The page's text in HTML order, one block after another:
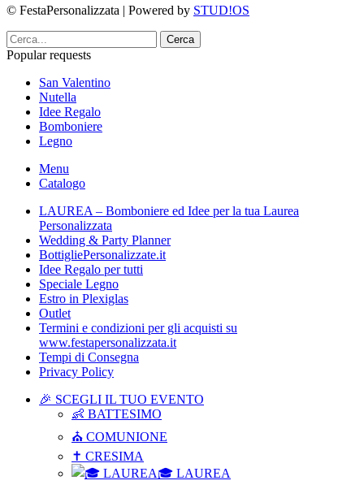
© FestaPersonalizzata | Powered by STUD!OS
Cerca
Popular requests
San Valentino
Nutella
Idee Regalo
Bomboniere
Legno
Menu
Catalogo
LAUREA – Bomboniere ed Idee per la tua Laurea
Personalizzata
Wedding & Party Planner
BottigliePersonalizzate.it
Idee Regalo per tutti
Speciale Legno
Estro in Plexiglas
Outlet
Termini e condizioni per gli acquisti su
www.festapersonalizzata.it
Tempi di Consegna
Privacy Policy
🎉 SCEGLI IL TUO EVENTO
👶 BATTESIMO
⛪ COMUNIONE
✝ CRESIMA
🎓 LAUREA